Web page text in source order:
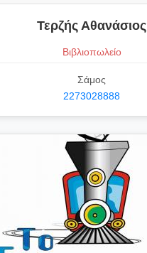
Τερζής Αθανάσιος
Βιβλιοπωλείο
Σάμος
2273028888